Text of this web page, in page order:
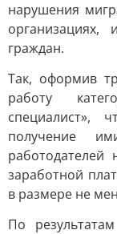
нарушения
организациях,
граждан.
Так, оформив
работу
специалист»,
получение
заработной
в размере не
По